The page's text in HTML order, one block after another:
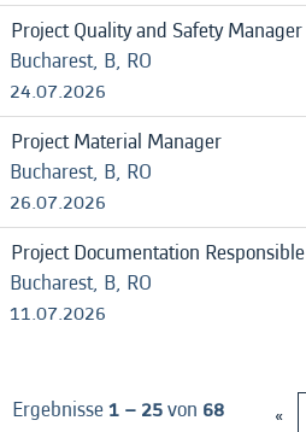
Project Quality and Safety Manager
Bucharest, B, RO
24.07.2026
Project Material Manager
Bucharest, B, RO
26.07.2026
Project Documentation Responsible
Bucharest, B, RO
11.07.2026
Ergebnisse1 – 25von 68 «